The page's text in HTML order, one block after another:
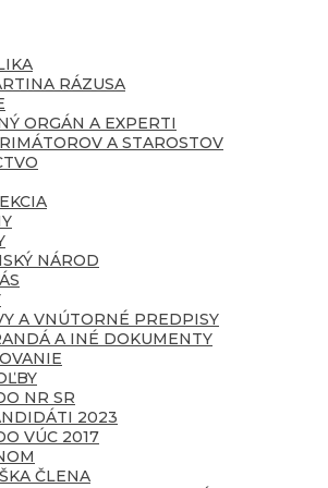
RÁZUSA
ORGÁN A EXPERTI
A STAROSTOV
NÁROD
A VNÚTORNÉ PREDPISY
A INÉ DOKUMENTY
NR SR
2023
VÚC 2017
ČLENA